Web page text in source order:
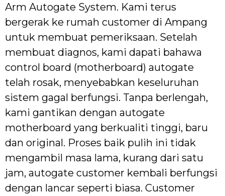
Arm Autogate System. Kami terus
bergerak ke rumah customer di Ampang
untuk membuat pemeriksaan. Setelah
membuat diagnos, kami dapati bahawa
control board (motherboard) autogate
telah rosak, menyebabkan keseluruhan
sistem gagal berfungsi. Tanpa berlengah,
kami gantikan dengan autogate
motherboard yang berkualiti tinggi, baru
dan original. Proses baik pulih ini tidak
mengambil masa lama, kurang dari satu
jam, autogate customer kembali berfungsi
dengan lancar seperti biasa. Customer